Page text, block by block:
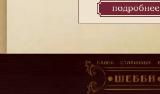
подробнее